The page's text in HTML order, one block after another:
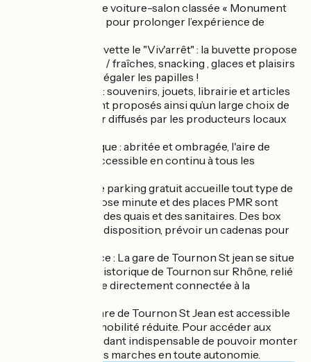
comme la luxueuse voiture-salon classée « Monument
historique »… idéal pour prolonger l’expérience de
• Espace buffet-buvette le "Viv'arrêt" : la buvette propose
boissons chaudes / fraîches, snacking , glaces et plaisirs
gourmands pour régaler les papilles !
• Espace boutique : souvenirs, jouets, librairie et articles
personnalisés sont proposés ainsi qu’un large choix de
produits du terroir diffusés par les producteurs locaux
• Aire de pique-nique : abritée et ombragée, l'aire de
pique-nique est accessible en continu à tous les
• Parking : un vaste parking gratuit accueille tout type de
véhicules ; un dépose minute et des places PMR sont
situés à proximité des quais et des sanitaires. Des box
vélos sont à votre disposition, prévoir un cadenas pour
• Liaison voie douce : La gare de Tournon St jean se situe
à 4 km du centre historique de Tournon sur Rhône, relié
par une voie douce directement connectée à la
• Accès PMR : la gare de Tournon St Jean est accessible
aux personnes à mobilité réduite. Pour accéder aux
trains, il est cependant indispensable de pouvoir monter
l’équivalent de trois marches en toute autonomie.